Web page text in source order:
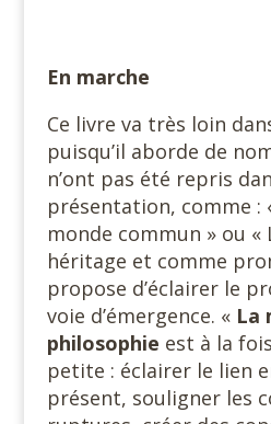
En marche
Ce livre va très loin
puisqu’il aborde de
n’ont pas été repris
présentation, comme :
monde commun » ou «
héritage et comme
propose d’éclairer le
voie d’émergence. « La
philosophie est à la
petite : éclairer le lien
présent, souligner les